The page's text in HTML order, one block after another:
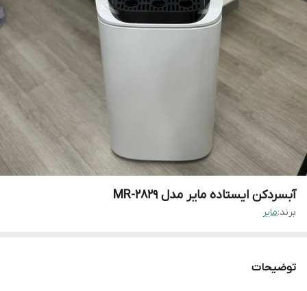
آبسردکن ایستاده مایر مدل MR-2829
برند:مایر
توضیحات